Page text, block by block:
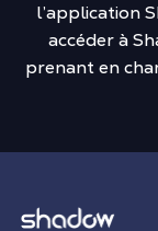
l’application
accéder à
prenant en
Shadow.tech